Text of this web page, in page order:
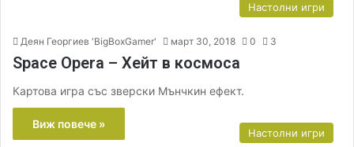
Настолни игри
Деян Георгиев 'BigBoxGamer' март 30, 2018 0 3
Space Opera – Хейт в космоса
Картова игра със зверски Мънчкин ефект.
Виж повече »
Настолни игри